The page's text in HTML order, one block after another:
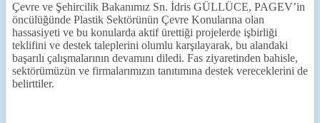
Çevre ve Şehircilik Bakanımız Sn. İdris GÜLLÜCE, PAGEV’in
öncülüğünde Plastik Sektörünün Çevre Konularına olan
hassasiyeti ve bu konularda aktif ürettiği projelerde işbirliği
teklifini ve destek taleplerini olumlu karşılayarak, bu alandaki
başarılı çalışmalarının devamını diledi. Fas ziyaretinden bahisle,
sektörümüzün ve firmalarımızın tanıtımına destek vereceklerini de
belirttiler.